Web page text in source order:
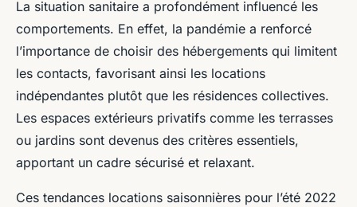
La situation sanitaire a profondément influencé les
comportements. En effet, la pandémie a renforcé
l’importance de choisir des hébergements qui limitent
les contacts, favorisant ainsi les locations
indépendantes plutôt que les résidences collectives.
Les espaces extérieurs privatifs comme les terrasses
ou jardins sont devenus des critères essentiels,
apportant un cadre sécurisé et relaxant.
Ces tendances locations saisonnières pour l’été 2022